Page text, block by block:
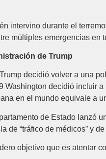
intervino durante el
múltiples emergencias en
de Trump
decidió volver a una
Washington decidió incluir
en el mundo equivale a
de Estado lanzó
de “tráfico de médicos” y de
objetivo que es atentar